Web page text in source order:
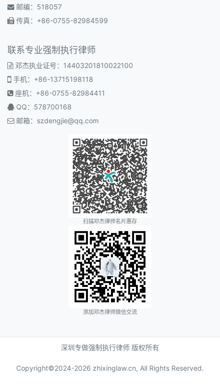
邮编：518057
传真：+86-0755-82984599
联系专业强制执行律师
邓杰执业证号：14403201810022100
手机：+86-13715198118
座机：+86-0755-82984411
QQ：578700168
邮箱： szdengjie@qq.com
扫描邓杰律师名片惠存
添加邓杰律师微信交流
深圳专做强制执行律师 版权所有
Copyright©2024-2026 zhixinglaw.cn, All Rights Reserved.